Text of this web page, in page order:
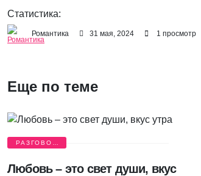
Статистика:
Романтика 31 мая, 2024 1 просмотр
Еще по теме
РАЗГОВОР
Любовь – это свет души, вкус